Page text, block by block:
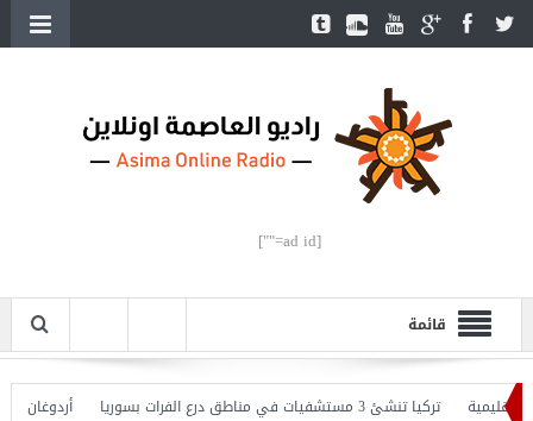
[ad id=""]
قائمة
تركيا تنشئ 3 مستشفيات في مناطق درع الفرات بسوريا
أردوغان يفتتح